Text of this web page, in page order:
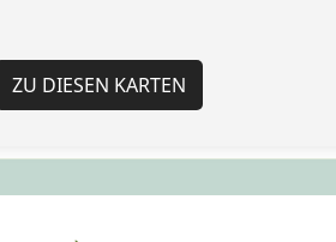
ZU DIESEN KARTEN